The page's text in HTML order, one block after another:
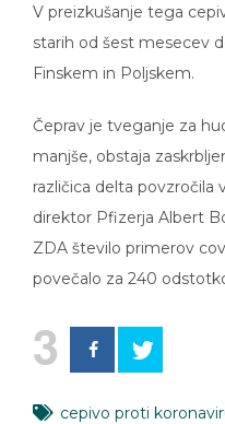
V preizkušanje tega
starih od šest mesecev
Finskem in Poljskem.
Čeprav je tveganje za
manjše, obstaja
različica delta povzročila
direktor Pfizerja Albert
ZDA število primerov
povečalo za 240
3
cepivo proti